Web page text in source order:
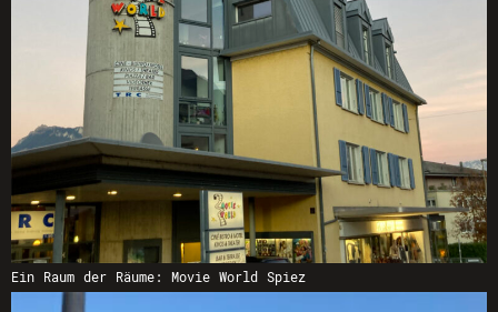
Ein Raum der Räume: Movie World Spiez